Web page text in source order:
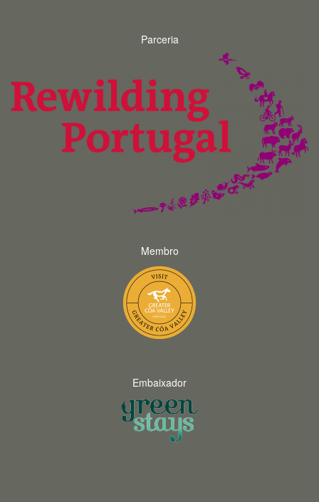
Parceria
Membro
Embaixador